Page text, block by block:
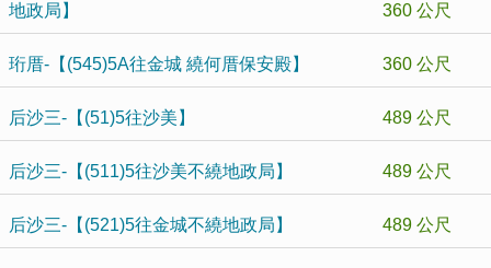
地政局】
360 公尺
珩厝-【(545)5A往金城 繞何厝保安殿】 360 公尺
后沙三-【(51)5往沙美】 489 公尺
后沙三-【(511)5往沙美不繞地政局】 489 公尺
后沙三-【(521)5往金城不繞地政局】 489 公尺